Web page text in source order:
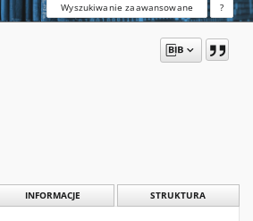
Wyszukiwanie zaawansowane ?
INFORMACJE STRUKTURA